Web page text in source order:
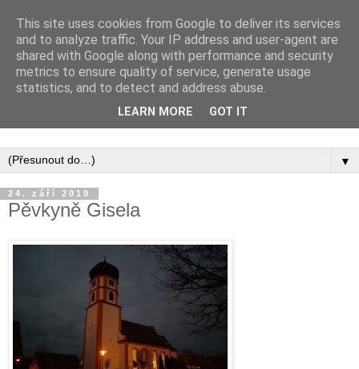
Inspirujte se tím, co píší posluchači kurzů a co se na nich
▼
24. září 2019
Pěvkyně Gisela
This site uses cookies from Google to deliver its services
and to analyze traffic. Your IP address and user-agent are
shared with Google along with performance and security
metrics to ensure quality of service, generate usage
statistics, and to detect and address abuse.
LEARN MORE GOT IT